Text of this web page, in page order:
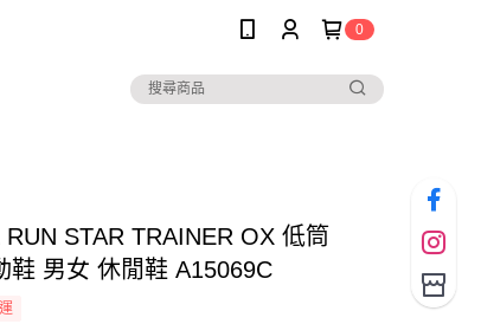
0
RUN STAR TRAINER OX 低筒
鞋 男女 休閒鞋 A15069C